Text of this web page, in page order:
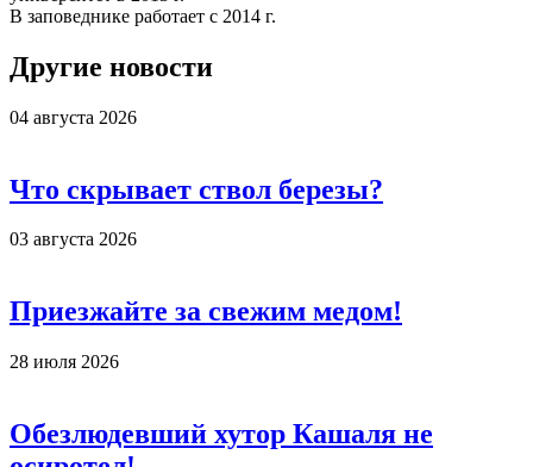
В заповеднике работает с 2014 г.
Другие новости
04 августа 2026
Что скрывает ствол березы?
03 августа 2026
Приезжайте за свежим медом!
28 июля 2026
Обезлюдевший хутор Кашаля не